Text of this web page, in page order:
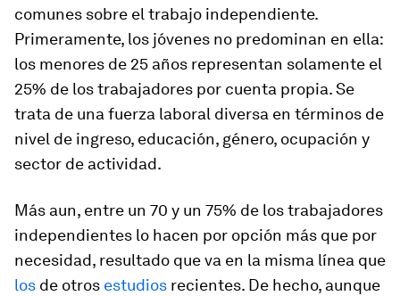
comunes sobre el trabajo independiente.
Primeramente, los jóvenes no predominan en ella:
los menores de 25 años representan solamente el
25% de los trabajadores por cuenta propia. Se
trata de una fuerza laboral diversa en términos de
nivel de ingreso, educación, género, ocupación y
sector de actividad.
Más aun, entre un 70 y un 75% de los trabajadores
independientes lo hacen por opción más que por
necesidad, resultado que va en la misma línea que
los de otros estudios recientes. De hecho, aunque